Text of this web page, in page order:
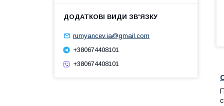
rumyancev.ia@gmail.com
+380674408101
+380674408101